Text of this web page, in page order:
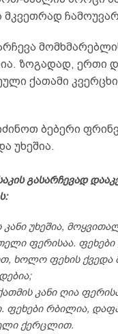
მკვეთრად
ზოგადად, ერთი
ქათამი
ბებერი
უხეშია.
გასარჩევად
კანი უხეშია,
ფერისაა.
ხოლო ფეხის ქვედა
კანი ღია
ფეხები რბილია,
ქერცლით.